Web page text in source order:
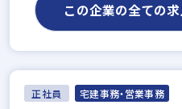
この企業の全ての
正社員 宅建事務・営業事務